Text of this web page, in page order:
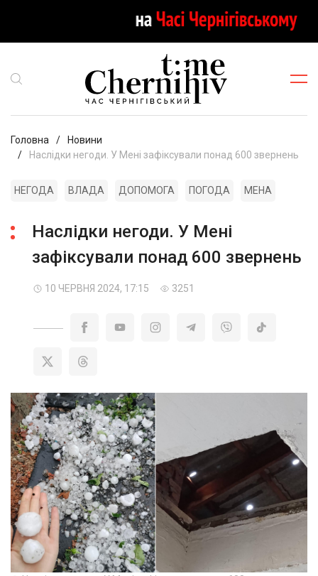
Головна
Новини
Наслідки негоди. У Мені зафіксували понад 600 звернень
НЕГОДА ВЛАДА ДОПОМОГА ПОГОДА МЕНА
Наслідки негоди. У Мені
зафіксували понад 600 звернень
10 ЧЕРВНЯ 2024, 17:15 3251